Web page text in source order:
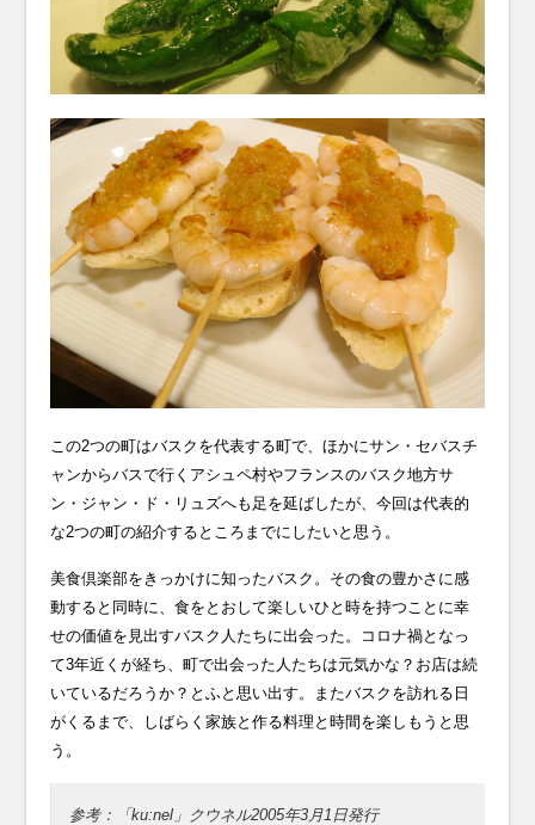
この2つの町はバスクを代表する町で、ほかにサン・セバスチ
ャンからバスで行くアシュペ村やフランスのバスク地方サ
ン・ジャン・ド・リュズへも足を延ばしたが、今回は代表的
な2つの町の紹介するところまでにしたいと思う。
美食倶楽部をきっかけに知ったバスク。その食の豊かさに感
動すると同時に、食をとおして楽しいひと時を持つことに幸
せの価値を見出すバスク人たちに出会った。コロナ禍となっ
て3年近くが経ち、町で出会った人たちは元気かな？お店は続
いているだろうか？とふと思い出す。またバスクを訪れる日
がくるまで、しばらく家族と作る料理と時間を楽しもうと思
う。
参考：「ku:nel」クウネル2005年3月1日発行